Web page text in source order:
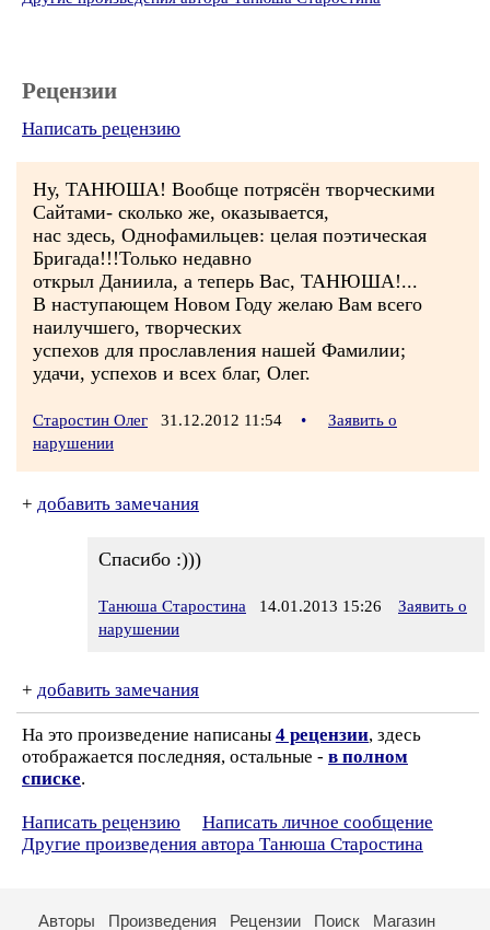
Рецензии
Написать рецензию
Ну, ТАНЮША! Вообще потрясён творческими
Сайтами- сколько же, оказывается,
нас здесь, Однофамильцев: целая поэтическая
Бригада!!!Только недавно
открыл Даниила, а теперь Вас, ТАНЮША!...
В наступающем Новом Году желаю Вам всего
наилучшего, творческих
успехов для прославления нашей Фамилии;
удачи, успехов и всех благ, Олег.
Старостин Олег 31.12.2012 11:54 •
Заявить о
нарушении
+ добавить замечания
Спасибо :)))
Танюша Старостина 14.01.2013 15:26
Заявить о
нарушении
+ добавить замечания
На это произведение написаны 4 рецензии, здесь
отображается последняя, остальные - в полном
списке.
Написать рецензию
Написать личное сообщение
Другие произведения автора Танюша Старостина
Авторы Произведения Рецензии Поиск Магазин